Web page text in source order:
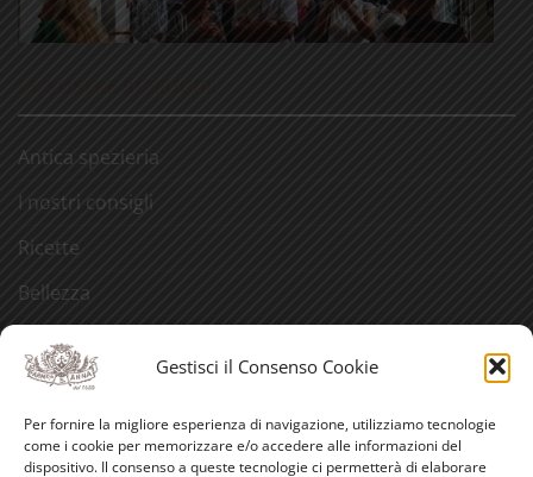
Gestisci il Consenso Cookie
Per fornire la migliore esperienza di navigazione, utilizziamo tecnologie
come i cookie per memorizzare e/o accedere alle informazioni del
dispositivo. Il consenso a queste tecnologie ci permetterà di elaborare
Antica spezieria
I nostri consigli
Ricette
Bellezza
Aforismi
Eventi
Video